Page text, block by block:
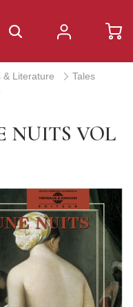
& Literature
Tales
NUITS VOL